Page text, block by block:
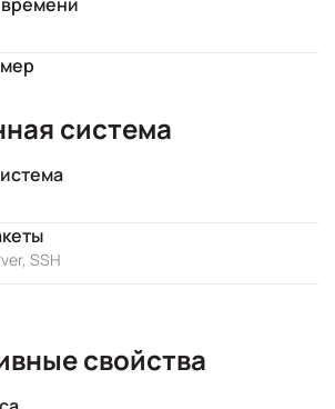
система
SSH
свойства